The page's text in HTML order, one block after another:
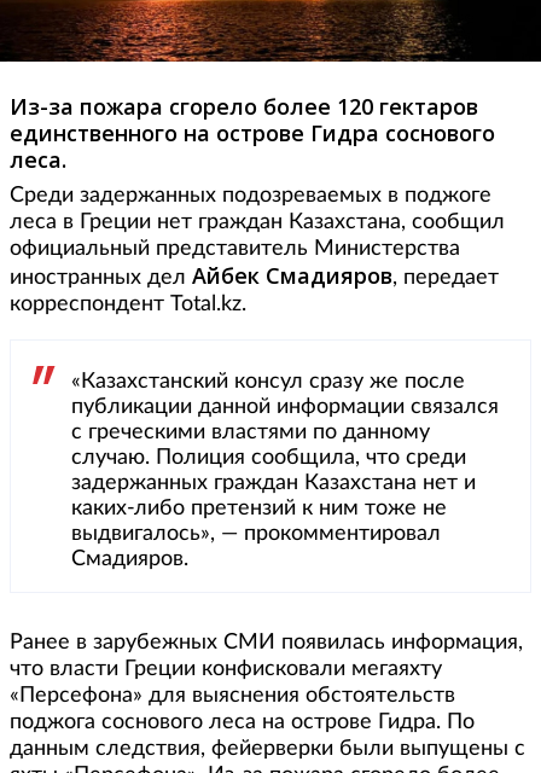
Из-за пожара сгорело более 120 гектаров
единственного на острове Гидра соснового
леса.
Среди задержанных подозреваемых в поджоге
леса в Греции нет граждан Казахстана, сообщил
официальный представитель Министерства
иностранных дел Айбек Смадияров, передает
корреспондент Total.kz.
«Казахстанский консул сразу же после
публикации данной информации связался
с греческими властями по данному
случаю. Полиция сообщила, что среди
задержанных граждан Казахстана нет и
каких-либо претензий к ним тоже не
выдвигалось», — прокомментировал
Смадияров.
Ранее в зарубежных СМИ появилась информация,
что власти Греции конфисковали мегаяхту
«Персефона» для выяснения обстоятельств
поджога соснового леса на острове Гидра. По
данным следствия, фейерверки были выпущены с